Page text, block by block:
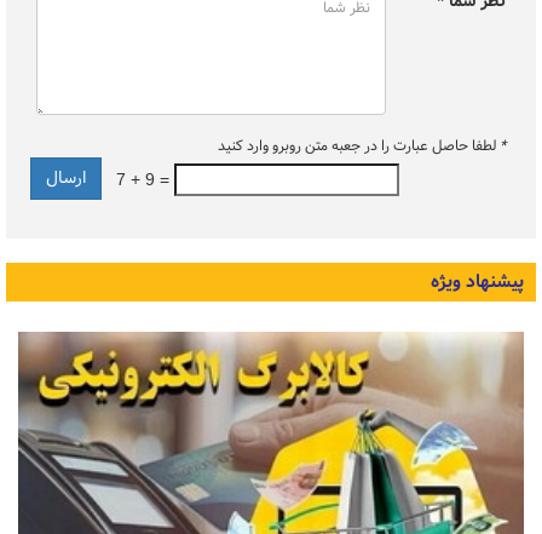
* لطفا حاصل عبارت را در جعبه متن روبرو وارد کنید
7 + 9 =
پیشنهاد ویژه